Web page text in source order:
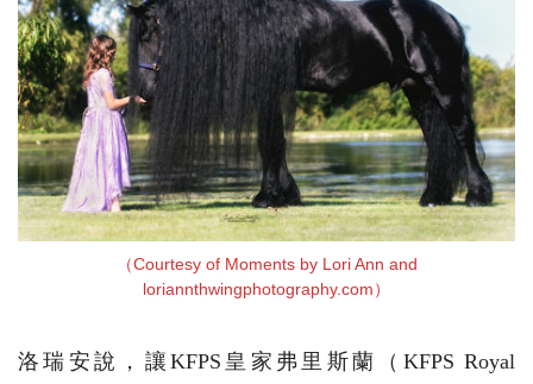
（Courtesy of Moments by Lori Ann and
loriannthwingphotography.com）
洛瑞安說，讓KFPS皇家弗里斯蘭（KFPS Royal